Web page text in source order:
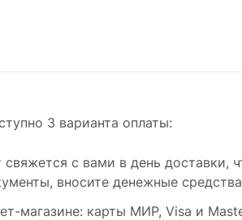
3 варианта оплаты:
с вами в день доставки,
вносите денежные
магазине: карты МИР, Visa и